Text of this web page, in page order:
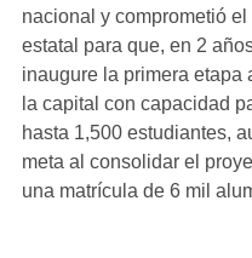
nacional y comprometió el
estatal para que, en 2
inaugure la primera etapa
la capital con capacidad
hasta 1,500 estudiantes,
meta al consolidar el
una matrícula de 6 mil